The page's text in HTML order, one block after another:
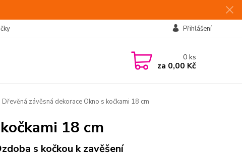
Přihlášení
0ks
za 0,00 Kč
Dřevěná závěsná dekorace Okno s kočkami 18 cm
18 cm
s kočkou k zavěšení